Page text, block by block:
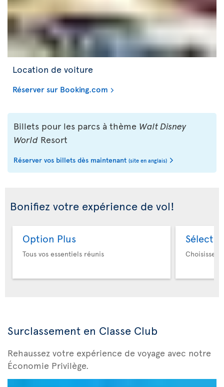
Location de voiture
Réserver sur Booking.com
Billets pour les parcs à thème Walt Disney
World Resort
Réserver vos billets dès maintenant (site en anglais)
Bonifiez votre expérience de vol!
Option Plus
Tous vos essentiels réunis Choisissez
Surclassement en Classe Club
Rehaussez votre expérience de voyage avec notre
Économie Privilège.